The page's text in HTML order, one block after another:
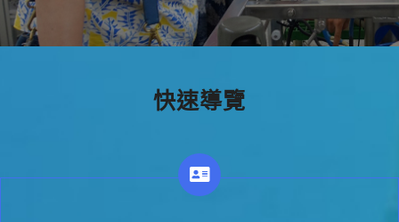
快速導覽